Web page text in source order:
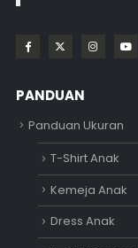
PANDUAN
Panduan Ukuran
T-Shirt Anak
Kemeja Anak
Dress Anak